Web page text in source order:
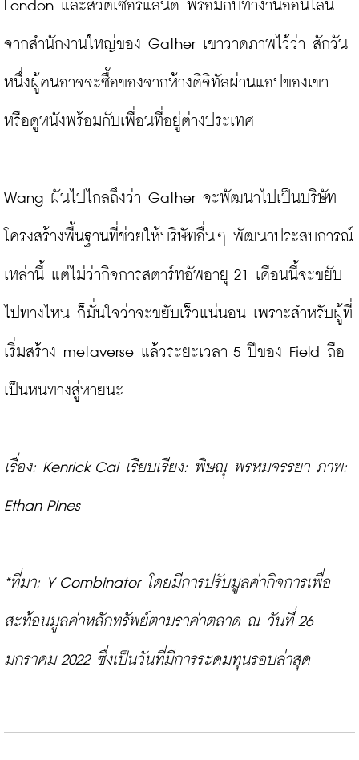
London และสวิตเซอร์แลนด์ พร้อมกับทำงานออนไลน์
จากสำนักงานใหญ่ของ Gather เขาวาดภาพไว้ว่า สักวัน
หนึ่งผู้คนอาจจะซื้อของจากห้างดิจิทัลผ่านแอปของเขา
หรือดูหนังพร้อมกับเพื่อนที่อยู่ต่างประเทศ
Wang ฝันไปไกลถึงว่า Gather จะพัฒนาไปเป็นบริษัท
โครงสร้างพื้นฐานที่ช่วยให้บริษัทอื่นๆ พัฒนาประสบการณ์
เหล่านี้ แต่ไม่ว่ากิจการสตาร์ทอัพอายุ 21 เดือนนี้จะขยับ
ไปทางไหน ก็มั่นใจว่าจะขยับเร็วแน่นอน เพราะสำหรับผู้ที่
เริ่มสร้าง metaverse แล้วระยะเวลา 5 ปีของ Field ถือ
เป็นหนทางสู่หายนะ
เรื่อง: Kenrick Cai เรียบเรียง: พิษณุ พรหมจรรยา ภาพ:
Ethan Pines
*ที่มา: Y Combinator โดยมีการปรับมูลค่ากิจการเพื่อ
สะท้อนมูลค่าหลักทรัพย์ตามราค่าตลาด ณ วันที่ 26
มกราคม 2022 ซึ่งเป็นวันที่มีการระดมทุนรอบล่าสุด